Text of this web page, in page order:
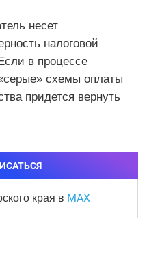
несет
налоговой
в процессе
схемы оплаты
придется вернуть
края в MAX